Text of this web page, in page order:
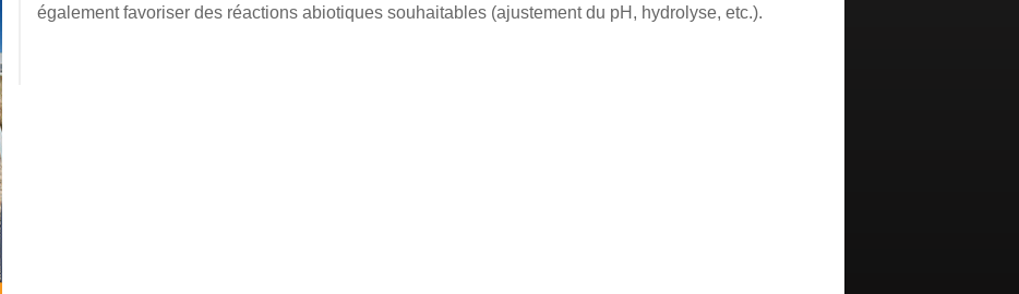
également favoriser des réactions abiotiques souhaitables (ajustement du pH, hydrolyse, etc.).